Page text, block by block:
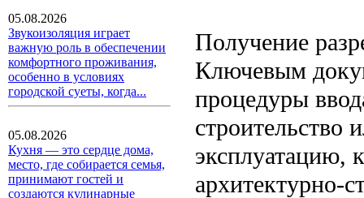
05.08.2026
Звукоизоляция играет
важную роль в обеспечении
комфортного проживания,
особенно в условиях
городской суеты, когда...
05.08.2026
Кухня — это сердце дома,
место, где собирается семья,
принимают гостей и
создаются кулинарные
Получение
Ключевым
процедуры
строительство
эксплуатацию,
архитектурно-